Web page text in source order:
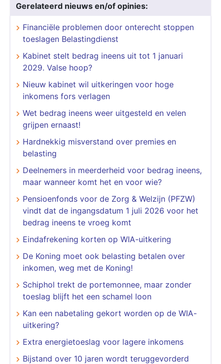
Gerelateerd nieuws en/of opinies:
Financiële problemen door onterecht stoppen
toeslagen Belastingdienst
​​​​​​​Kabinet stelt bedrag ineens uit tot 1 januari
2029. Valse hoop?
Nieuw kabinet wil uitkeringen voor hoge
inkomens fors verlagen
Wet bedrag ineens weer uitgesteld en velen
grijpen ernaast!
Hardnekkig misverstand over premies en
belasting
Deelnemers in meerderheid voor bedrag ineens,
maar wanneer komt het en voor wie?
Pensioenfonds voor de Zorg & Welzijn (PFZW)
vindt dat de ingangsdatum 1 juli 2026 voor het
bedrag ineens te vroeg komt
Eindafrekening korten op WIA-uitkering
De Koning moet ook belasting betalen over
inkomen, weg met de Koning!
Schiphol trekt de portemonnee, maar zonder
toeslag blijft het een schamel loon
Kan een nabetaling gekort worden op de WIA-
uitkering?
Extra energietoeslag voor lagere inkomens
Bijstand over 10 jaren wordt teruggevorderd